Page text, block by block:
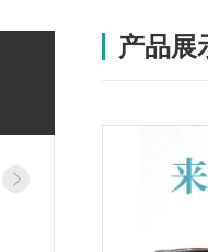
产品展